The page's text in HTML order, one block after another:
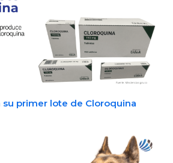
su primer lote de Cloroquina